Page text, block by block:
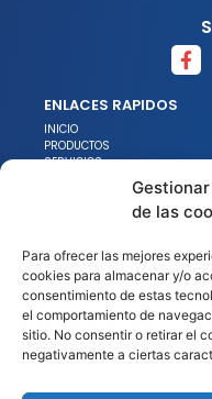
de las
Para ofrecer las mejores
cookies para almacenar y/o
consentimiento de estas
el comportamiento de
sitio. No consentir o retirar el
negativamente a ciertas
ENLACES RAPIDOS
INICIO
PRODUCTOS
SERVICIOS
AVISO LEGAL
POLÍTICA DE PRIVACIDAD
POLÍTICA DE COOKIES
POLÍTICA DE CALIDAD Y
MEDIOAMBIENTE